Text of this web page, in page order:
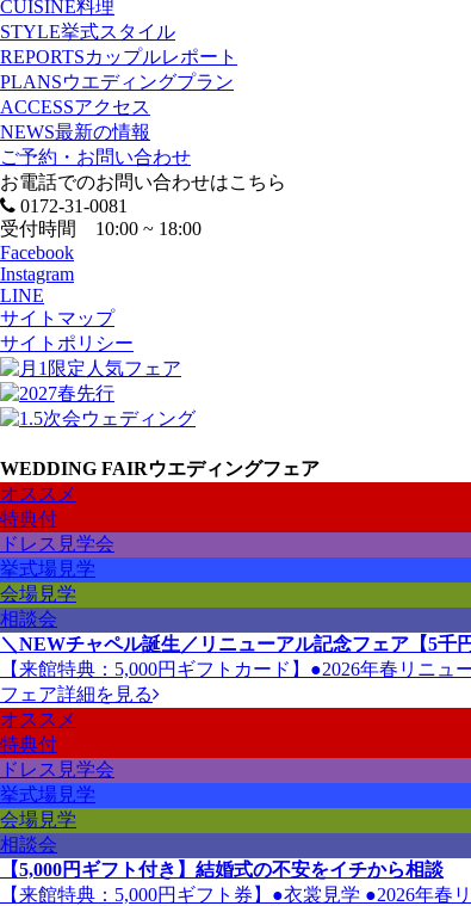
CUISINE料理
STYLE挙式スタイル
REPORTSカップルレポート
PLANSウエディングプラン
ACCESSアクセス
NEWS最新の情報
ご予約・お問い合わせ
お電話でのお問い合わせはこちら
0172-31-0081
受付時間 10:00 ~ 18:00
Facebook
Instagram
LINE
サイトマップ
サイトポリシー
WEDDING FAIRウエディングフェア
オススメ
特典付
ドレス見学会
挙式場見学
会場見学
相談会
＼NEWチャペル誕生／リニューアル記念フェア【5千円
【来館特典：5,000円ギフトカード】●2026年春リニ
フェア詳細を見る
オススメ
特典付
ドレス見学会
挙式場見学
会場見学
相談会
【5,000円ギフト付き】結婚式の不安をイチから相談
【来館特典：5,000円ギフト券】●衣裳見学 ●2026年